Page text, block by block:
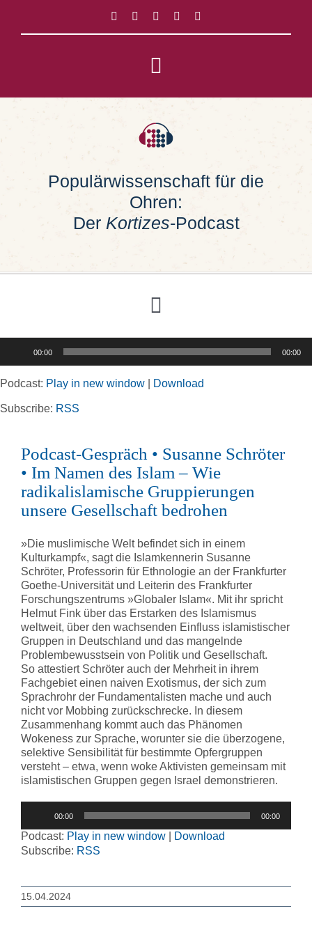
springen
Toggle
Navigation
Impressum
Populärwissenschaft für die
Ohren:
Der Kortizes-Podcast
Toggle
Navigation
Rubriken
Kortizes Website
00:00 00:00
Podcast: Play in new window Download
Subscribe: RSS
Podcast-Gespräch • Susanne Schröter
• Im Namen des Islam – Wie
radikalislamische Gruppierungen
unsere Gesellschaft bedrohen
»Die muslimische Welt befindet sich in einem
Kulturkampf«, sagt die Islamkennerin Susanne
Schröter, Professorin für Ethnologie an der Frankfurter
Goethe-Universität und Leiterin des Frankfurter
Forschungszentrums »Globaler Islam«. Mit ihr spricht
Helmut Fink über das Erstarken des Islamismus
weltweit, über den wachsenden Einfluss islamistischer
Gruppen in Deutschland und das mangelnde
Problembewusstsein von Politik und Gesellschaft.
So attestiert Schröter auch der Mehrheit in ihrem
Fachgebiet einen naiven Exotismus, der sich zum
Sprachrohr der Fundamentalisten mache und auch
nicht vor Mobbing zurückschrecke. In diesem
Zusammenhang kommt auch das Phänomen
Wokeness zur Sprache, worunter sie die überzogene,
selektive Sensibilität für bestimmte Opfergruppen
versteht – etwa, wenn woke Aktivisten gemeinsam mit
islamistischen Gruppen gegen Israel demonstrieren.
00:00 00:00
Podcast: Play in new window
Download
Subscribe: RSS
15.04.2024